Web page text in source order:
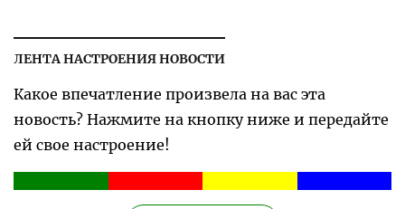
ЛЕНТА НАСТРОЕНИЯ НОВОСТИ
Какое впечатление произвела на вас эта
новость? Нажмите на кнопку ниже и передайте
ей свое настроение!